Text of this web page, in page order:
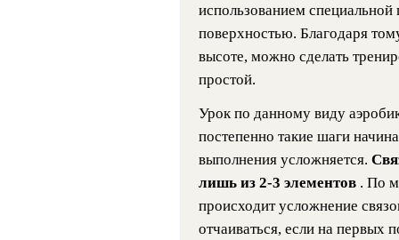
использованием
поверхностью. Благодаря
высоте, можно сделать
простой.
Урок по данному виду
постепенно такие шаги
выполнения усложняется.
лишь из 2-3 элементов . По
происходит усложнение
отчаиваться, если на первых